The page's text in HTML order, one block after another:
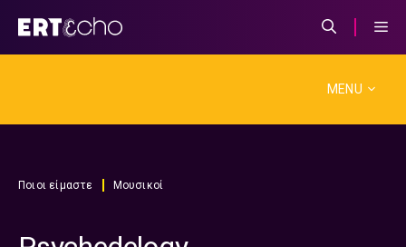
MENU
Ποιοι είμαστε Μουσικοί